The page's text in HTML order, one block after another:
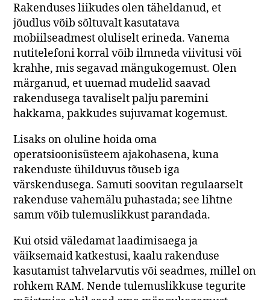
Rakenduses liikudes olen täheldanud, et
jõudlus võib sõltuvalt kasutatava
mobiilseadmest oluliselt erineda. Vanema
nutitelefoni korral võib ilmneda viivitusi või
krahhe, mis segavad mängukogemust. Olen
märganud, et uuemad mudelid saavad
rakendusega tavaliselt palju paremini
hakkama, pakkudes sujuvamat kogemust.
Lisaks on oluline hoida oma
operatsioonisüsteem ajakohasena, kuna
rakenduste ühilduvus tõuseb iga
värskendusega. Samuti soovitan regulaarselt
rakenduse vahemälu puhastada; see lihtne
samm võib tulemuslikkust parandada.
Kui otsid väledamat laadimisaega ja
väiksemaid katkestusi, kaalu rakenduse
kasutamist tahvelarvutis või seadmes, millel on
rohkem RAM. Nende tulemuslikkuse tegurite